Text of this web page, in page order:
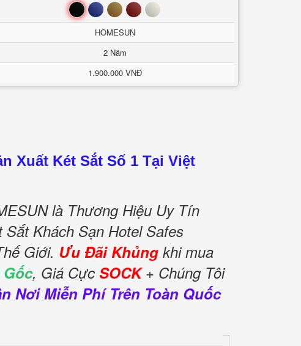
Đen Xanh Nâu Đỏ Trắng
HOMESUN
2 Năm
1.900.000 VNĐ
Xuất Két Sắt Số 1 Tại Việt
là Thương Hiệu Uy Tín
Khách Sạn Hotel Safes
Giới. Ưu Đãi Khủng khi mua
Gốc, Giá Cực SOCK+ Chúng Tôi
Nơi Miễn Phí Trên Toàn Quốc